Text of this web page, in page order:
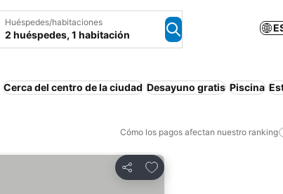
Huéspedes/habitaciones
2 huéspedes, 1 habitación
Cerca del centro de la ciudad Desayuno gratis Piscina
Cómo los pagos afectan nuestro ranking
Compartir
Agregar a favoritos